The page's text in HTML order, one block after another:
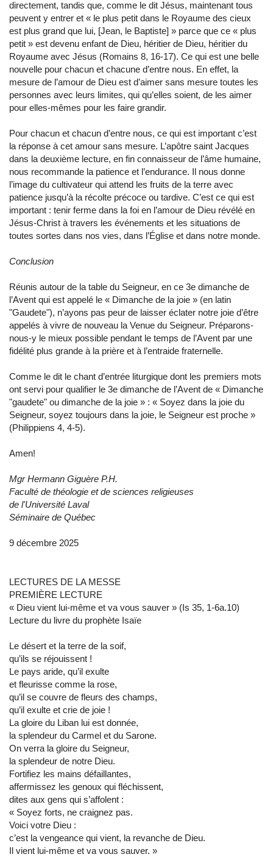
directement, tandis que, comme le dit Jésus, maintenant tous
peuvent y entrer et « le plus petit dans le Royaume des cieux
est plus grand que lui, [Jean, le Baptiste] » parce que ce « plus
petit » est devenu enfant de Dieu, héritier de Dieu, héritier du
Royaume avec Jésus (Romains 8, 16-17). Ce qui est une belle
nouvelle pour chacun et chacune d’entre nous. En effet, la
mesure de l’amour de Dieu est d’aimer sans mesure toutes les
personnes avec leurs limites, qui qu’elles soient, de les aimer
pour elles-mêmes pour les faire grandir.
Pour chacun et chacun d’entre nous, ce qui est important c’est
la réponse à cet amour sans mesure. L’apôtre saint Jacques
dans la deuxième lecture, en fin connaisseur de l’âme humaine,
nous recommande la patience et l’endurance. Il nous donne
l’image du cultivateur qui attend les fruits de la terre avec
patience jusqu’à la récolte précoce ou tardive. C’est ce qui est
important : tenir ferme dans la foi en l’amour de Dieu révélé en
Jésus-Christ à travers les événements et les situations de
toutes sortes dans nos vies, dans l’Église et dans notre monde.
Conclusion
Réunis autour de la table du Seigneur, en ce 3e dimanche de
l’Avent qui est appelé le « Dimanche de la joie » (en latin
"Gaudete"), n’ayons pas peur de laisser éclater notre joie d’être
appelés à vivre de nouveau la Venue du Seigneur. Préparons-
nous-y le mieux possible pendant le temps de l’Avent par une
fidélité plus grande à la prière et à l’entraide fraternelle.
Comme le dit le chant d’entrée liturgique dont les premiers mots
ont servi pour qualifier le 3e dimanche de l’Avent de « Dimanche
"gaudete" ou dimanche de la joie » : « Soyez dans la joie du
Seigneur, soyez toujours dans la joie, le Seigneur est proche »
(Philippiens 4, 4-5).
Amen!
Mgr Hermann Giguère P.H.
Faculté de théologie et de sciences religieuses
de l'Université Laval
Séminaire de Québec
9 décembre 2025
LECTURES DE LA MESSE
PREMIÈRE LECTURE
« Dieu vient lui-même et va vous sauver » (Is 35, 1-6a.10)
Lecture du livre du prophète Isaïe
Le désert et la terre de la soif,
qu’ils se réjouissent !
Le pays aride, qu’il exulte
et fleurisse comme la rose,
qu’il se couvre de fleurs des champs,
qu’il exulte et crie de joie !
La gloire du Liban lui est donnée,
la splendeur du Carmel et du Sarone.
On verra la gloire du Seigneur,
la splendeur de notre Dieu.
Fortifiez les mains défaillantes,
affermissez les genoux qui fléchissent,
dites aux gens qui s’affolent :
« Soyez forts, ne craignez pas.
Voici votre Dieu :
c’est la vengeance qui vient, la revanche de Dieu.
Il vient lui-même et va vous sauver. »